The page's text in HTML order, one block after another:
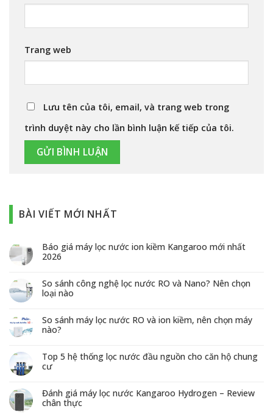
Trang web
Lưu tên của tôi, email, và trang web trong
trình duyệt này cho lần bình luận kế tiếp của tôi.
BÀI VIẾT MỚI NHẤT
Báo giá máy lọc nước ion kiềm Kangaroo mới nhất
2026
So sánh công nghệ lọc nước RO và Nano? Nên chọn
loại nào
So sánh máy lọc nước RO và ion kiềm, nên chọn máy
nào?
Top 5 hệ thống lọc nước đầu nguồn cho căn hộ chung
cư
Đánh giá máy lọc nước Kangaroo Hydrogen – Review
chân thực